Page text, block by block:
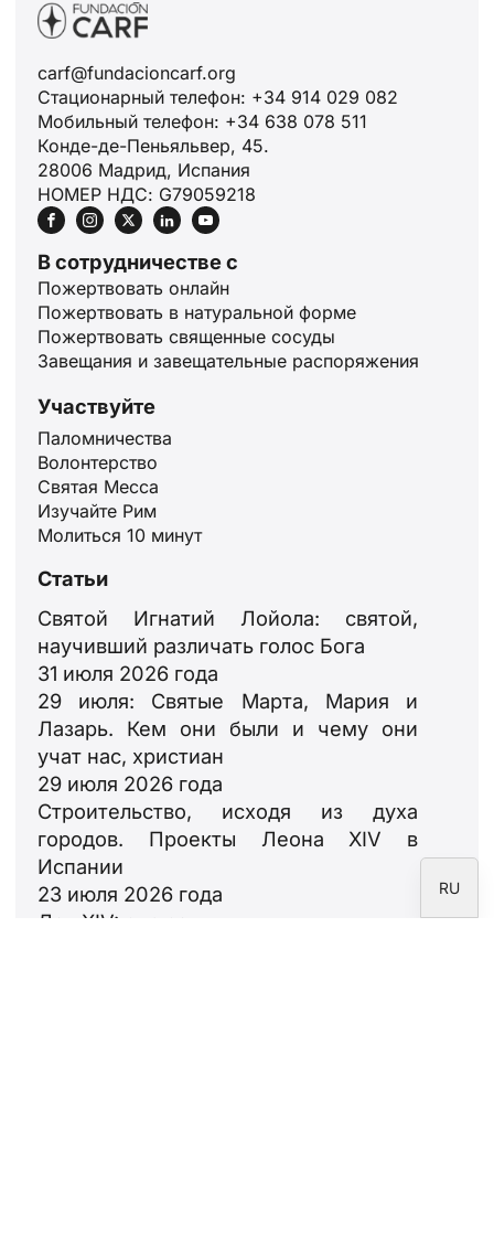
carf@fundacioncarf.org
Стационарный телефон: +34 914 029 082
Мобильный телефон: +34 638 078 511
Конде-де-Пеньяльвер, 45.
28006 Мадрид, Испания
НОМЕР НДС: G79059218
В сотрудничестве с
Пожертвовать онлайн
Пожертвовать в натуральной форме
Пожертвовать священные сосуды
Завещания и завещательные распоряжения
Участвуйте
Паломничества
Волонтерство
Святая Месса
Изучайте Рим
Молиться 10 минут
Статьи
Святой Игнатий Лойола: святой,
научивший различать голос Бога
31 июля 2026 года
29 июля: Святые Марта, Мария и
Лазарь. Кем они были и чему они
учат нас, христиан
29 июля 2026 года
Строительство, исходя из духа
городов. Проекты Леона XIV в
Испании
23 июля 2026 года
Лев XIV: ода семьям
RU